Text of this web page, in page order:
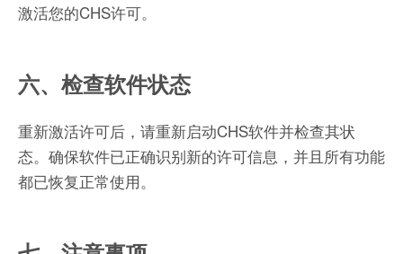
激活您的CHS许可。
六、检查软件状态
重新激活许可后，请重新启动CHS软件并检查其状
态。确保软件已正确识别新的许可信息，并且所有功能
都已恢复正常使用。